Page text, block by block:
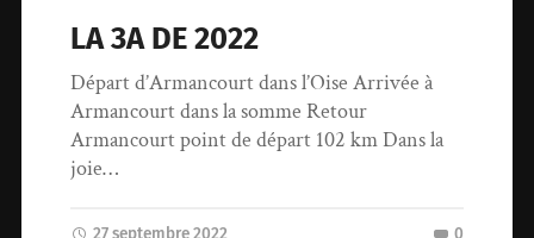
LA 3A DE 2022
Départ d’Armancourt dans l’Oise Arrivée à
Armancourt dans la somme Retour
Armancourt point de départ 102 km Dans la
joie…